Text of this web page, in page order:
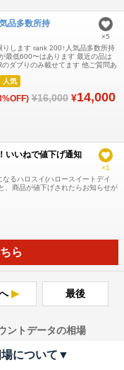
品多数所持
りします rank 200↑人気品多数所持
最低600〜はあります 最近の品は
ダブりのみ載せてます 他ご質問あ
人気
¥16,000 ¥14,000
×5
いいねで値下げ通知
るハロスイ(ハロースイートデイ
、商品が値下げされたらお知らせが
×1
ら
最後
ントデータの相場
場について▼